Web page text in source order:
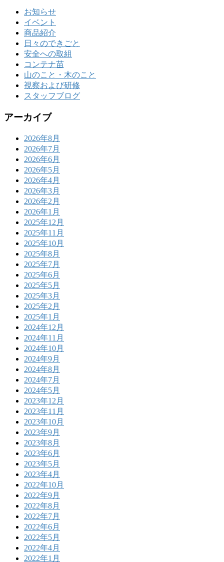
お知らせ
イベント
商品紹介
日々のできごと
安全への取組
コンテナ苗
山のこと・木のこと
視察および研修
スタッフブログ
アーカイブ
2026年8月
2026年7月
2026年6月
2026年5月
2026年4月
2026年3月
2026年2月
2026年1月
2025年12月
2025年11月
2025年10月
2025年8月
2025年7月
2025年6月
2025年5月
2025年3月
2025年2月
2025年1月
2024年12月
2024年11月
2024年10月
2024年9月
2024年8月
2024年7月
2024年5月
2023年12月
2023年11月
2023年10月
2023年9月
2023年8月
2023年6月
2023年5月
2023年4月
2022年10月
2022年9月
2022年8月
2022年7月
2022年6月
2022年5月
2022年4月
2022年1月